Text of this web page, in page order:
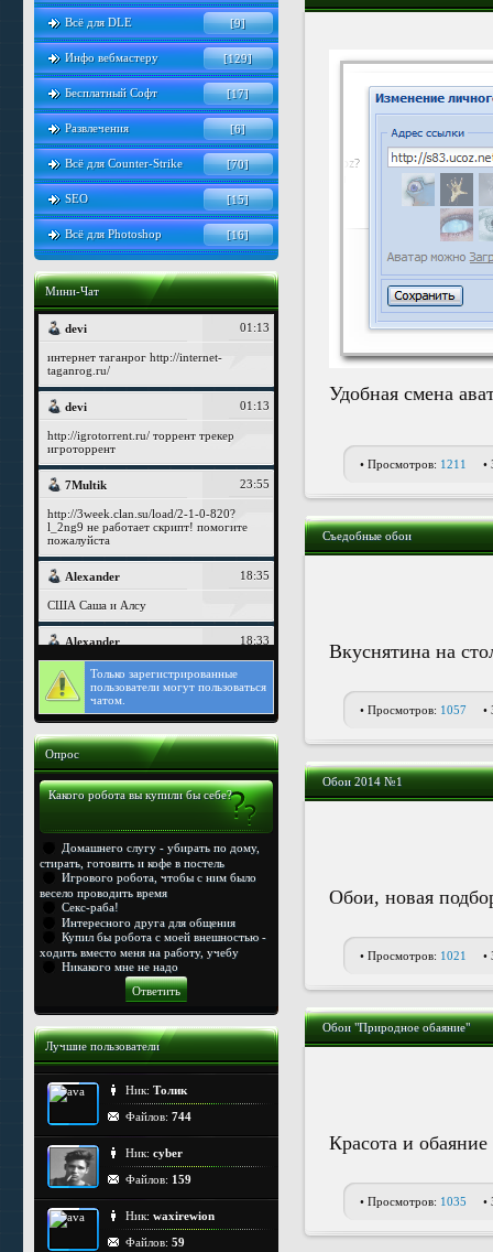
Всё для DLE [9]
Инфо вебмастеру [129]
Бесплатный Софт [17]
Развлечения [6]
Всё для Counter-Strike [70]
SEO [15]
Всё для Photoshop [16]
Мини-Чат
Только зарегистрированные
пользователи могут пользоваться
чатом.
Опрос
Какого робота вы купили бы себе?
Домашнего слугу - убирать по дому,
стирать, готовить и кофе в постель
Игрового робота, чтобы с ним было
весело проводить время
Секс-раба!
Интересного друга для общения
Купил бы робота с моей внешностью -
ходить вместо меня на работу, учебу
Никакого мне не надо
Лучшие пользователи
Ник: Толик
Файлов: 744
Ник: cyber
Файлов: 159
Ник: waxirewion
Файлов: 59
Удобная смена
• Просмотров: 1211 •
Съедобные обои
Вкуснятина на
• Просмотров: 1057 •
Обои 2014 №1
Обои, новая
• Просмотров: 1021 •
Обои "Природное обаяние"
Красота и
• Просмотров: 1035 •